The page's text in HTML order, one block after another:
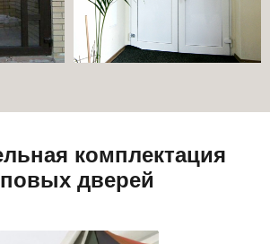
комплектация
дверей